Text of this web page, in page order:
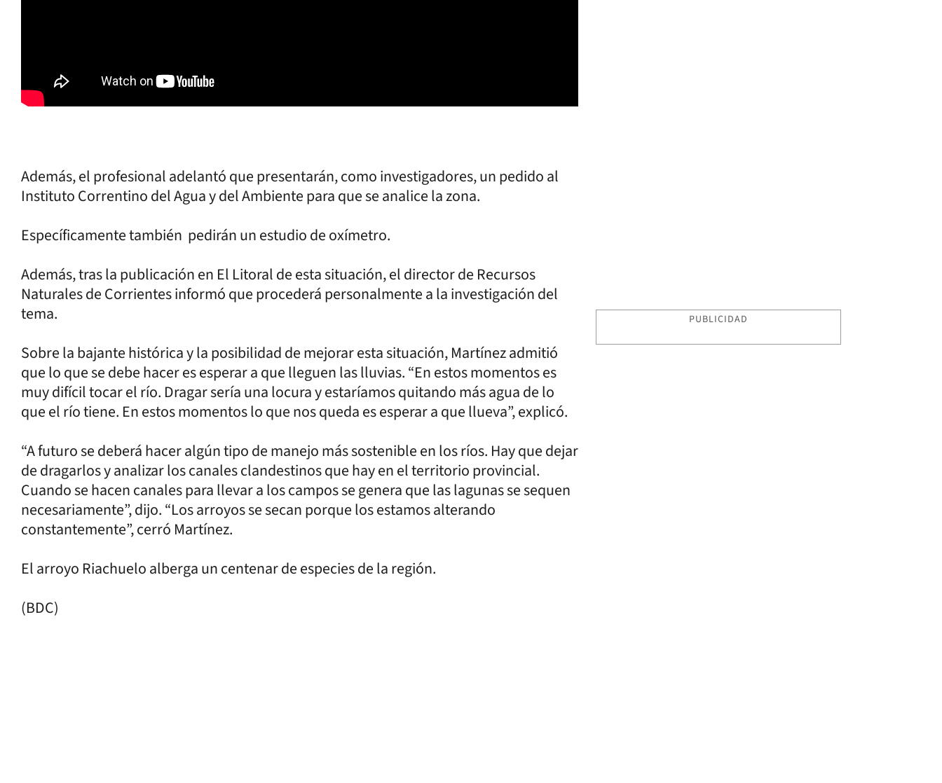
Además, el profesional adelantó que presentarán, como investigadores, un pedido al
Instituto Correntino del Agua y del Ambiente para que se analice la zona.
Específicamente también pedirán un estudio de oxímetro.
Además, tras la publicación en El Litoral de esta situación, el director de Recursos
Naturales de Corrientes informó que procederá personalmente a la investigación del
tema.
Sobre la bajante histórica y la posibilidad de mejorar esta situación, Martínez admitió
que lo que se debe hacer es esperar a que lleguen las lluvias. “En estos momentos es
muy difícil tocar el río. Dragar sería una locura y estaríamos quitando más agua de lo
que el río tiene. En estos momentos lo que nos queda es esperar a que llueva”, explicó.
“A futuro se deberá hacer algún tipo de manejo más sostenible en los ríos. Hay que dejar
de dragarlos y analizar los canales clandestinos que hay en el territorio provincial.
Cuando se hacen canales para llevar a los campos se genera que las lagunas se sequen
necesariamente”, dijo. “Los arroyos se secan porque los estamos alterando
constantemente”, cerró Martínez.
El arroyo Riachuelo alberga un centenar de especies de la región.
(BDC)
PUBLICIDAD